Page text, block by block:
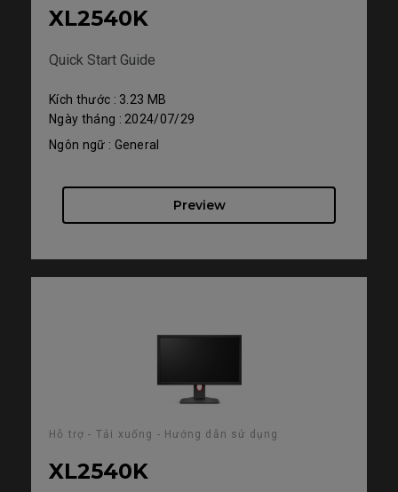
XL2540K
Quick Start Guide
Kích thước : 3.23 MB
Ngày tháng : 2024/07/29
Ngôn ngữ : General
Preview
Hỗ trợ - Tải xuống - Hướng dẫn sử dụng
XL2540K